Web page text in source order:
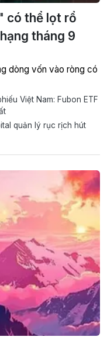
có thể lọt rổ
tháng 9
dòng vốn vào ròng có
Việt Nam: Fubon ETF
quản lý rục rịch hút